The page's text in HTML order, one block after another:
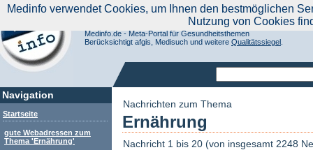
Navigation
Startseite
gute Webadressen zum
Thema 'Ernährung'
Aktuelle Nachrichten|
Suchen Sie noch oder Finden Sie schon?
Medinfo.de - Meta-Portal für Gesundheitsthemen
Berücksichtigt afgis, Medisuch und weitere Qualitätssiegel
Nachrichten zum Thema
Ernährung
Nachricht 1 bis 20 (von insgesamt 2248
Medinfo verwendet Cookies, um Ihnen den bestmöglichen
Nutzung von Cookies